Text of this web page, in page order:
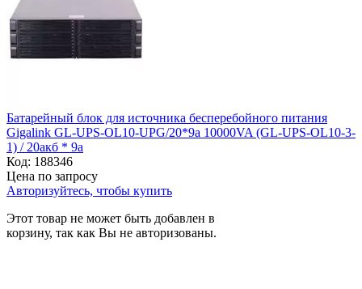
Батарейный блок для источника бесперебойного питания
Gigalink GL-UPS-OL10-UPG/20*9a 10000VA (GL-UPS-OL10-3-
1) / 20акб * 9а
Код: 188346
Цена по запросу
Авторизуйтесь, чтобы купить
Этот товар не может быть добавлен в
корзину, так как Вы не авторизованы.